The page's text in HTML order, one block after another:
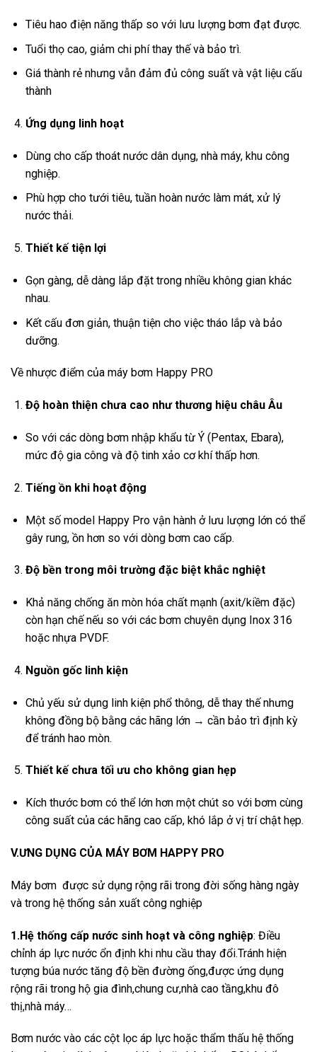
Tiêu hao điện năng thấp so với lưu lượng bơm đạt được.
Tuổi thọ cao, giảm chi phí thay thế và bảo trì.
Giá thành rẻ nhưng vẫn đảm đủ công suất và vật liệu cấu
thành
Ứng dụng linh hoạt
Dùng cho cấp thoát nước dân dụng, nhà máy, khu công
nghiệp.
Phù hợp cho tưới tiêu, tuần hoàn nước làm mát, xử lý
nước thải.
Thiết kế tiện lợi
Gọn gàng, dễ dàng lắp đặt trong nhiều không gian khác
nhau.
Kết cấu đơn giản, thuận tiện cho việc tháo lắp và bảo
dưỡng.
Về nhược điểm của máy bơm Happy PRO
Độ hoàn thiện chưa cao như thương hiệu châu Âu
So với các dòng bơm nhập khẩu từ Ý (Pentax, Ebara),
mức độ gia công và độ tinh xảo cơ khí thấp hơn.
Tiếng ồn khi hoạt động
Một số model Happy Pro vận hành ở lưu lượng lớn có thể
gây rung, ồn hơn so với dòng bơm cao cấp.
Độ bền trong môi trường đặc biệt khắc nghiệt
Khả năng chống ăn mòn hóa chất mạnh (axit/kiềm đặc)
còn hạn chế nếu so với các bơm chuyên dụng Inox 316
hoặc nhựa PVDF.
Nguồn gốc linh kiện
Chủ yếu sử dụng linh kiện phổ thông, dễ thay thế nhưng
không đồng bộ bằng các hãng lớn → cần bảo trì định kỳ
để tránh hao mòn.
Thiết kế chưa tối ưu cho không gian hẹp
Kích thước bơm có thể lớn hơn một chút so với bơm cùng
công suất của các hãng cao cấp, khó lắp ở vị trí chật hẹp.
V.ƯNG DỤNG CỦA MÁY BƠM HAPPY PRO
Máy bơm được sử dụng rộng rãi trong đời sống hàng ngày
và trong hệ thống sản xuất công nghiệp
1.Hệ thống cấp nước sinh hoạt và công nghiệp: Điều
chỉnh áp lực nước ổn định khi nhu cầu thay đổi.Tránh hiện
tượng búa nước tăng độ bền đường ống,được ứng dụng
rộng rãi trong hộ gia đình,chung cư,nhà cao tầng,khu đô
thị,nhà máy…
Bơm nước vào các cột lọc áp lực hoặc thẩm thấu hệ thống